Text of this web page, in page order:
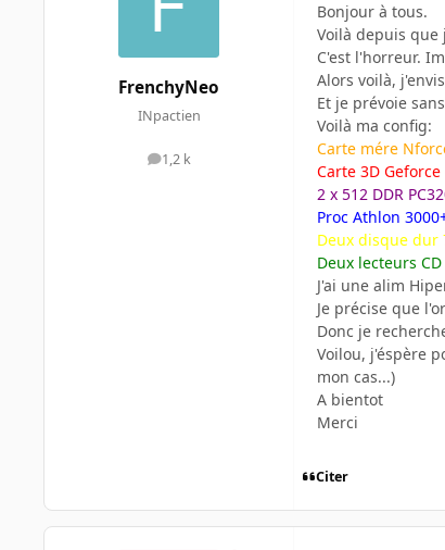
FrenchyNeo
INpactien
1,2 k
messages
Bonjour à tous.
Voilà depuis que
C'est l'horreur.
Alors voilà,
Et je prévoie
Voilà ma config:
Carte mére
Carte 3D Geforce
2 x 512 DDR
Proc Athlon
Deux disque dur
Deux lecteurs CD
J'ai une alim
Je précise que
Donc je
Voilou, j'éspère
mon cas...)
A bientot
Merci
Citer